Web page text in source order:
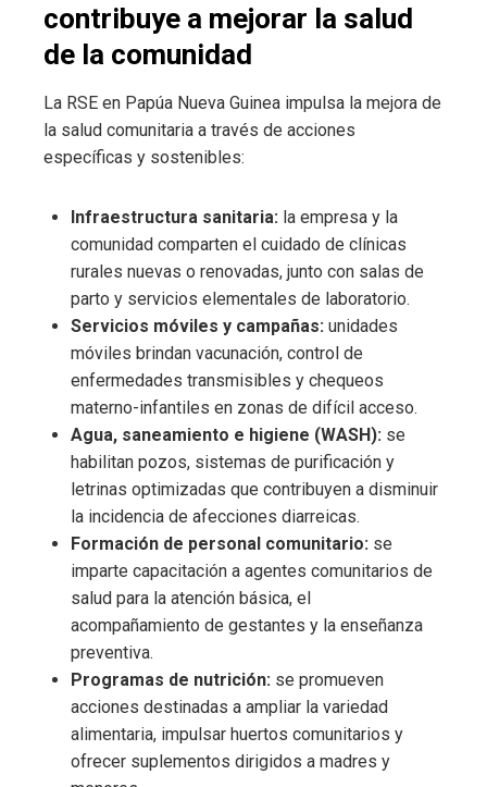
contribuye a mejorar la salud
de la comunidad
La RSE en Papúa Nueva Guinea impulsa la mejora de
la salud comunitaria a través de acciones
específicas y sostenibles:
Infraestructura sanitaria: la empresa y la
comunidad comparten el cuidado de clínicas
rurales nuevas o renovadas, junto con salas de
parto y servicios elementales de laboratorio.
Servicios móviles y campañas: unidades
móviles brindan vacunación, control de
enfermedades transmisibles y chequeos
materno-infantiles en zonas de difícil acceso.
Agua, saneamiento e higiene (WASH): se
habilitan pozos, sistemas de purificación y
letrinas optimizadas que contribuyen a disminuir
la incidencia de afecciones diarreicas.
Formación de personal comunitario: se
imparte capacitación a agentes comunitarios de
salud para la atención básica, el
acompañamiento de gestantes y la enseñanza
preventiva.
Programas de nutrición: se promueven
acciones destinadas a ampliar la variedad
alimentaria, impulsar huertos comunitarios y
ofrecer suplementos dirigidos a madres y